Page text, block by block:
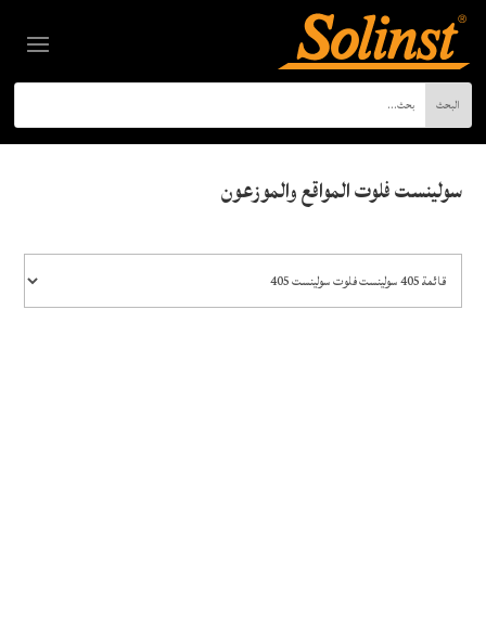
سولينست فلوت المواقع والموزعون